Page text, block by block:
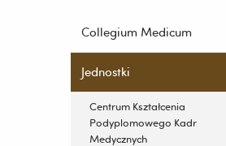
Pomiń
i
przejdź
do
treści
Collegium Medicum
Jednostki
Centrum Kształcenia
Podyplomowego Kadr
Medycznych